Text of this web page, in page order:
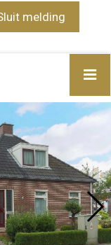
melding